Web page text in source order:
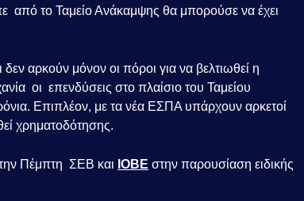
το Ταμείο Ανάκαμψης θα μπορούσε να έχει
αρκούν μόνον οι πόροι για να βελτιωθεί η
οι επενδύσεις στο πλαίσιο του Ταμείου
Επιπλέον, με τα νέα ΕΣΠΑ υπάρχουν αρκετοί
χρηματοδότησης.
την Πέμπτη ΣΕΒ και ΙΟΒΕ στην παρουσίαση ειδικής